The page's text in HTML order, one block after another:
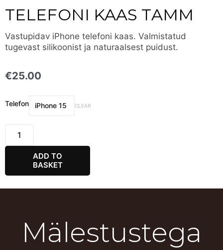
TELEFONI KAAS TAMM
Vastupidav iPhone telefoni kaas. Valmistatud
tugevast silikoonist ja naturaalsest puidust.
€25.00
Telefon CLEAR
Telefoni
quantity
ADD TO
BASKET
Mälestustega